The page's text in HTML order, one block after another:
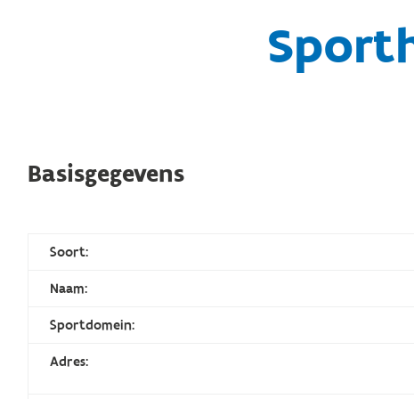
Basisgegevens
Soort:
Naam:
Sportdomein:
Adres: